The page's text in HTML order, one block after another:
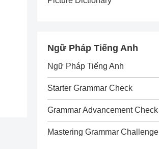
Ngữ Pháp Tiếng Anh
Ngữ Pháp Tiếng Anh
Starter Grammar Check
Grammar Advancement Check
Mastering Grammar Challenge